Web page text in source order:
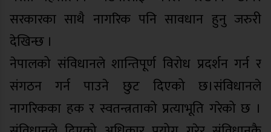
सरकारका साथै नागरिक पनि सावधान हुनु जरुरी
देखिन्छ ।
नेपालको संविधानले शान्तिपूर्ण विरोध प्रदर्शन गर्न र
संगठन गर्न पाउने छुट दिएको छ।संविधानले
नागरिकका हक र स्वतन्त्रताको प्रत्याभूति गरेको छ ।